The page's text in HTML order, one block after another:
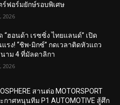
ฟอร์มยักษ์รอบพิเศษ
2026
“ฮอนด้า เรซซิ่ง ไทยแลนด์” เปิด
รง! “ชิพ-มิกซ์” กดเวลาติดหัวแถว
นาม 4 ที่มัลดาลิกา
2026
สานต่อ MOTORSPORT
ะกาศหนุนทีม P1 AUTOMOTIVE สู้ศึก